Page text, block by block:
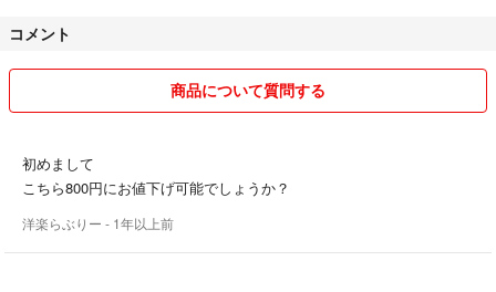
着払いを上乗せはしますがこみは
トラブル防止ご自身でお調べください
🌹発送ヤマトのみ🌹今は郵便局遠く
お調べください配達員でなく間違えたら
トラブルになります⚠
分🌻🌻🌺🌻またお取り引きよろしくお願いいたします🌺⭐
🌻返品はお受けできません。配送事故も責任はおえません。
コメント
商品について質問する
初めまして
こちら800円にお値下げ可能でしょうか？
洋楽らぶりー - 1年以上前